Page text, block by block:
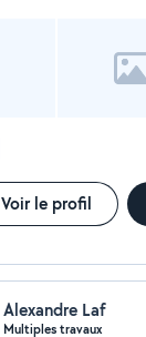
Voir le profil
Alexandre Laf
Multiples travaux